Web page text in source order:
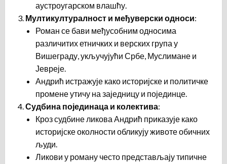
аустроугарском влашћу.
Мултикултуралност и међуверски односи:
Роман се бави међусобним односима
различитих етничких и верских група у
Вишеграду, укључујући Србе, Муслимане и
Јевреје.
Андрић истражује како историјске и политичке
промене утичу на заједницу и појединце.
Судбина појединаца и колектива:
Кроз судбине ликова Андрић приказује како
историјске околности обликују животе обичних
људи.
Ликови у роману често представљају типичне